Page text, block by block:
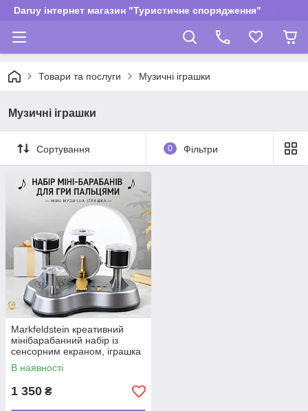
Daruy інтернет магазин "Туристичне спорядження"
Товари та послуги Музичні іграшки
Музичні іграшки
Сортування 0 Фільтри
Markfeldstein креативний
мінібарабанний набір із
сенсорним екраном, іграшка
для ударних інструментів у
подарунок друзям
В наявності
1 350 ₴